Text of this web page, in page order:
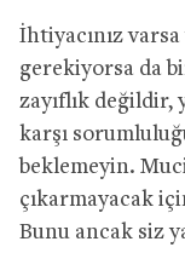
İhtiyacınız
gerekiyorsa da
zayıflık
karşı
beklemeyin.
çıkarmayacak
Bunu ancak siz